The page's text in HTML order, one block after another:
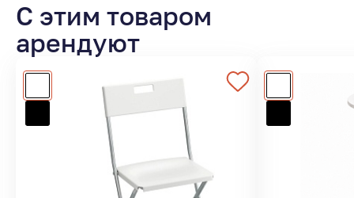
С этим товаром
арендуют